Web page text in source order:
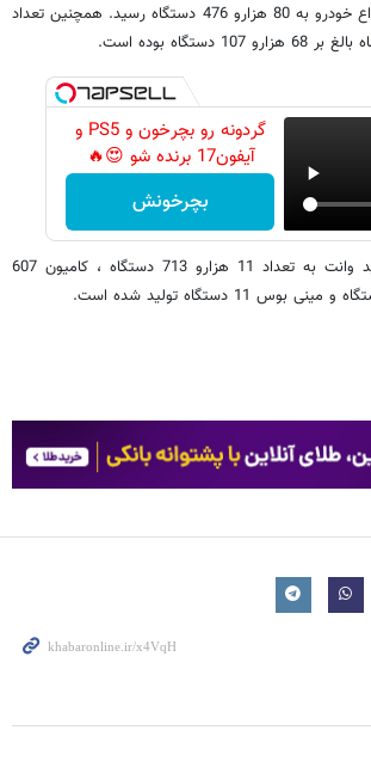
در بهمن میزان تولید انواع خودرو به 80 هزارو 476 دستگاه رسید. همچنین تعداد
بوده است.
گردونه رو بچرخون و PS5 و
آیفون17 برنده شو 😍🔥
بچرخونش
دربهمن ماه امسال تولید وانت به تعداد 11 هزارو 713 دستگاه ، کامیون 607